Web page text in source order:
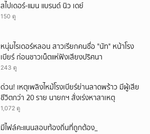
สไปเดอร์-แมน แบรนด์ นิว เดย์
150 ดู
หนุ่มไรเดอร์หลอน สาวเรียกคนชื่อ "นัท" หน้าโรง
เบียร์ ก่อนชาวเน็ตแห่ฟังเสียงปริศนา
243 ดู
ด่วน! เหตุเพลิงไหม้โรงเบียร์ย่านลาดพร้าว มีผู้เสีย
ชีวิตกว่า 20 ราย นายกฯ สั่งเร่งหาสาเหตุ
1,072 ดู
มีไฟล์คะแนนสอบท้องถิ่นที่ถูกต้อง_